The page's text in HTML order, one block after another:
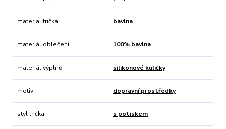
material trička bavlna
materiál oblečení 100% bavlna
materiál výplně silikonové kuličky
motiv dopravní prostředky
styl trička s potiskem